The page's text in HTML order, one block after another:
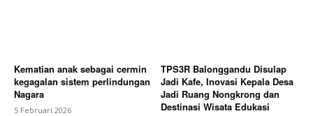
Kematian anak sebagai cermin
kegagalan sistem perlindungan
Nagara
5 Februari 2026
TPS3R Balonggandu Disulap
Jadi Kafe, Inovasi Kepala Desa
Jadi Ruang Nongkrong dan
Destinasi Wisata Edukasi